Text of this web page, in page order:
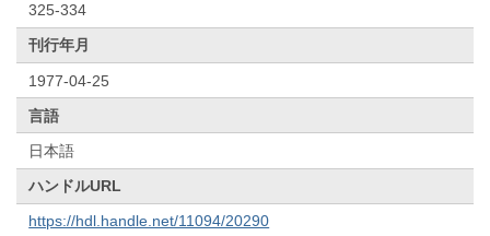
325-334
刊行年月
1977-04-25
言語
日本語
ハンドルURL
https://hdl.handle.net/11094/20290